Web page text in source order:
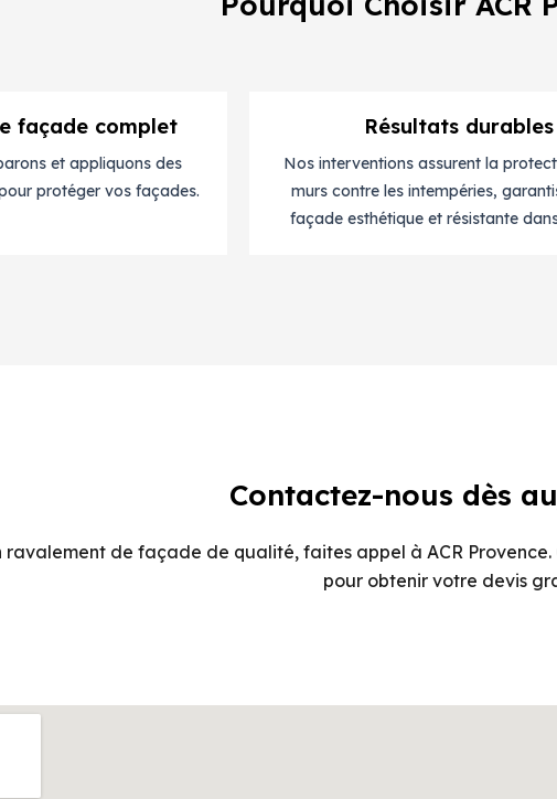
façade complet
et appliquons des
protéger vos façades.
Résultats durables
Nos interventions assurent la
murs contre les intempéries,
façade esthétique et résistante
Contactez-nous dès
ravalement de façade de qualité, faites appel à ACR
pour obtenir votre devis